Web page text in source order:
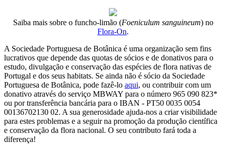
Saiba mais sobre o funcho-limão (Foeniculum sanguineum) no
Flora-On.
A Sociedade Portuguesa de Botânica é uma organização sem fins
lucrativos que depende das quotas de sócios e de donativos para o
estudo, divulgação e conservação das espécies de flora nativas de
Portugal e dos seus habitats. Se ainda não é sócio da Sociedade
Portuguesa de Botânica, pode fazê-lo aqui, ou contribuir com um
donativo através do serviço MBWAY para o número 965 090 823*
ou por transferência bancária para o IBAN - PT50 0035 0054
00136702130 02. A sua generosidade ajuda-nos a criar visibilidade
para estes problemas e a seguir na promoção da produção científica
e conservação da flora nacional. O seu contributo fará toda a
diferença!